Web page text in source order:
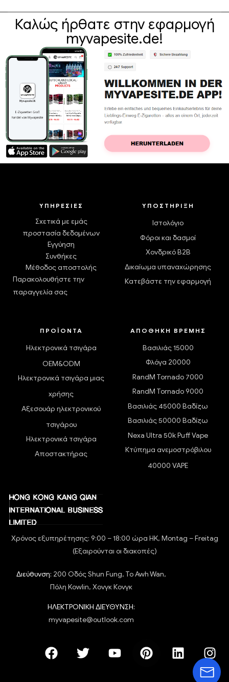
Καλώς ήρθατε στην εφαρμογή
myvapesite.de!
ΥΠΗΡΕΣΊΕΣ
Σχετικά με εμάς
προστασία δεδομένων
Εγγύηση
Συνθήκες
Μέθοδος αποστολής
Παρακολουθήστε την
παραγγελία σας
ΥΠΟΣΤΉΡΙΞΗ
Ιστολόγιο
Φόροι και δασμοί
Χονδρικό B2B
Δικαίωμα υπαναχώρησης
Κατεβάστε την εφαρμογή
ΠΡΟΪΌΝΤΑ
Ηλεκτρονικά τσιγάρα
OEM&ODM
Ηλεκτρονικά τσιγάρα μιας
χρήσης
Αξεσουάρ ηλεκτρονικού
τσιγάρου
Ηλεκτρονικά τσιγάρα
Αποστακτήρας
ΑΠΟΘΉΚΗ ΒΡΈΜΗΣ
Βασιλιάς 15000
Φλόγα 20000
RandM Tornado 7000
RandM Tornado 9000
Βασιλιάς 45000 Βαδίζω
Βασιλιάς 50000 Βαδίζω
Nexa Ultra 50k Puff Vape
Κτύπημα ανεμοστρόβιλου
40000 VAPE
Χρόνος εξυπηρέτησης: 9:00 – 18:00 ώρα HK, Montag – Freitag
(Εξαιρούνται οι διακοπές)
Διεύθυνση: 200 Οδός Shun Fung, To Awh Wan,
Πόλη Kowlin, Χονγκ Κονγκ
ΗΛΕΚΤΡΟΝΙΚΗ ΔΙΕΥΘΥΝΣΗ:
myvapesite@outlook.com